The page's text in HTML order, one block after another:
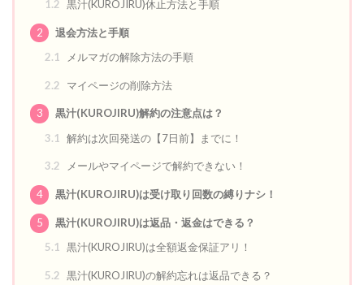
1.2 黒汁(KUROJIRU)休止方法と手順
2
退会方法と手順
2.1
メルマガの解除方法の手順
2.2 マイページの削除方法
3
黒汁(KUROJIRU)解約の注意点は？
3.1
解約は次回発送の【7日前】までに！
3.2 メールやマイページで解約できない！
4 黒汁(KUROJIRU)は受け取り回数の縛りナシ！
5
黒汁(KUROJIRU)は返品・返金はできる？
5.1 黒汁(KUROJIRU)は全額返金保証アリ！
5.2 黒汁(KUROJIRU)の解約忘れは返品できる？